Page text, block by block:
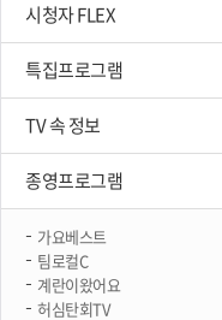
시청자 FLEX
특집프로그램
TV 속 정보
종영프로그램
가요베스트
팀로컬C
계란이왔어요
허심탄회TV